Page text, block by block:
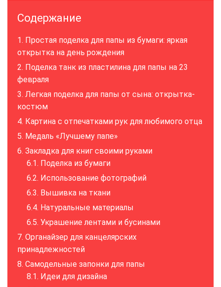
Содержание
Простая поделка для папы из бумаги: яркая
открытка на день рождения
Поделка танк из пластилина для папы на 23
февраля
Легкая поделка для папы от сына: открытка-
костюм
Картина с отпечатками рук для любимого отца
Медаль «Лучшему папе»
Закладка для книг своими руками
Поделка из бумаги
Использование фотографий
Вышивка на ткани
Натуральные материалы
Украшение лентами и бусинами
Органайзер для канцелярских
принадлежностей
Самодельные запонки для папы
Идеи для дизайна